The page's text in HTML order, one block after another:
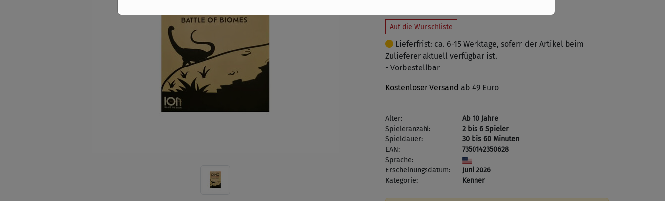
Auf die Wunschliste
Lieferfrist: ca. 6-15 Werktage, sofern der Artikel beim
Zulieferer aktuell verfügbar ist.
- Vorbestellbar
Kostenloser Versand ab 49 Euro
Alter:
Ab 10 Jahre
Spieleranzahl:
2 bis 6 Spieler
Spieldauer:
30 bis 60 Minuten
EAN:
7350142350628
Sprache:
Erscheinungsdatum:
Juni 2026
Kategorie:
Kenner